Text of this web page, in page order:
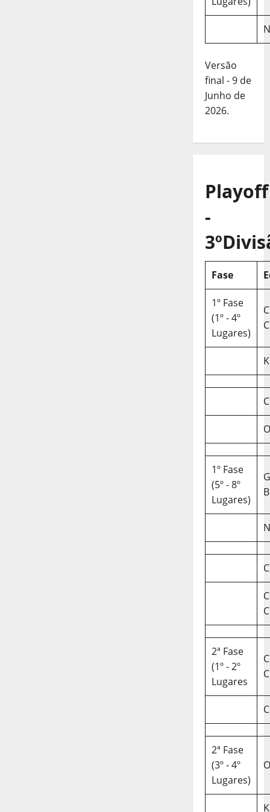
Versão
final - 9 de
Junho de
2026.
Playoff
-
Fase
1º Fase
(1º - 4º
Lugares)
C
1º Fase
(5º - 8º
Lugares)
B
C
2ª Fase
(1º - 2º
Lugares
C
2ª Fase
(3º - 4º
Lugares)